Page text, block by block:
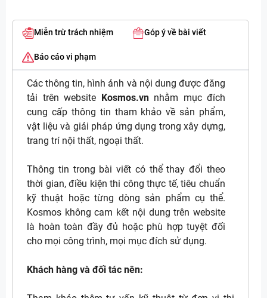
Miễn trừ trách nhiệm Góp ý về bài viết
Báo cáo vi phạm
Các thông tin, hình ảnh và nội dung được đăng
tải trên website
Kosmos.vnnhằm mục đích
cung cấp thông tin tham khảo về sản phẩm,
vật liệu và giải pháp ứng dụng trong xây dựng,
trang trí nội thất, ngoại thất.
Thông tin trong bài viết có thể thay đổi theo
thời gian, điều kiện thi công thực tế, tiêu chuẩn
kỹ thuật hoặc từng dòng sản phẩm cụ thể.
Kosmos không cam kết nội dung trên website
là hoàn toàn đầy đủ hoặc phù hợp tuyệt đối
cho mọi công trình, mọi mục đích sử dụng.
Khách hàng và đối tác nên: